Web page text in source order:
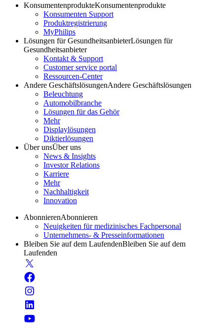
KonsumentenprodukteKonsumentenprodukte
Konsumenten Support
Produktregistrierung
MyPhilips
Lösungen für GesundheitsanbieterLösungen für
Gesundheitsanbieter
Kontakt & Support
Customer service portal
Ressourcen-Center
Andere GeschäftslösungenAndere Geschäftslösungen
Beleuchtung
Automobilbranche
Lösungen für das Gehör
Mehr
Displaylösungen
Diktierlösungen
Über unsÜber uns
News & Insights
Investor Relations
Karriere
Mehr
Nachhaltigkeit
Innovation
AbonnierenAbonnieren
Neuigkeiten für medizinisches Fachpersonal
Unternehmens- & Presseinformationen
Bleiben Sie auf dem LaufendenBleiben Sie auf dem
Laufenden